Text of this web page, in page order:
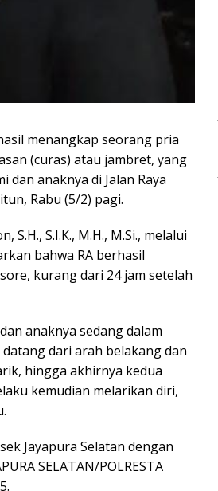
menangkap seorang pria
(curas) atau jambret, yang
anaknya di Jalan Raya
Rabu (5/2) pagi.
S.I.K., M.H., M.Si., melalui
bahwa RA berhasil
kurang dari 24 jam setelah
anaknya sedang dalam
dari arah belakang dan
hingga akhirnya kedua
kemudian melarikan diri,
Jayapura Selatan dengan
SELATAN/POLRESTA